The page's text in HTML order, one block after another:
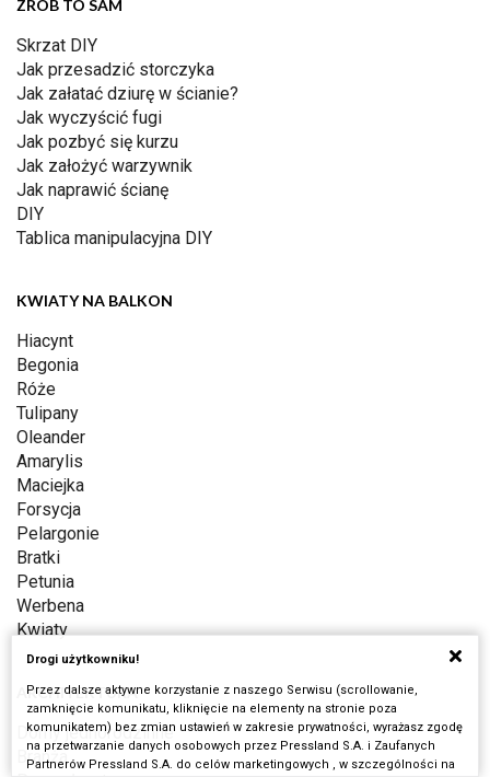
ZRÓB TO SAM
Skrzat DIY
Jak przesadzić storczyka
Jak załatać dziurę w ścianie?
Jak wyczyścić fugi
Jak pozbyć się kurzu
Jak założyć warzywnik
Jak naprawić ścianę
DIY
Tablica manipulacyjna DIY
KWIATY NA BALKON
Hiacynt
Begonia
Róże
Tulipany
Oleander
Amarylis
Maciejka
Forsycja
Pelargonie
Bratki
Petunia
Werbena
Kwiaty
ARCHITEKTURA
Domy jednorodzinne
Branża
Drogi użytkowniku!
Przez dalsze aktywne korzystanie z naszego Serwisu (scrollowanie,
zamknięcie komunikatu, kliknięcie na elementy na stronie poza
komunikatem) bez zmian ustawień w zakresie prywatności, wyrażasz zgodę
na przetwarzanie danych osobowych przez Pressland S.A. i Zaufanych
Partnerów Pressland S.A. do celów marketingowych , w szczególności na